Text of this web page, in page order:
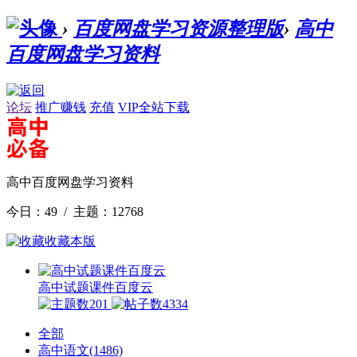
› 百度网盘学习资源整理版› 高中
百度网盘学习资料
论坛 推广赚钱 充值 VIP全站下载
高中百度网盘学习资料
今日：49 / 主题：12768
收藏本版
高中试题课件百度云
201
4334
全部
高中语文(1486)